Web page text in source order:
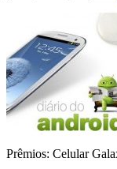
Prêmios: Celular